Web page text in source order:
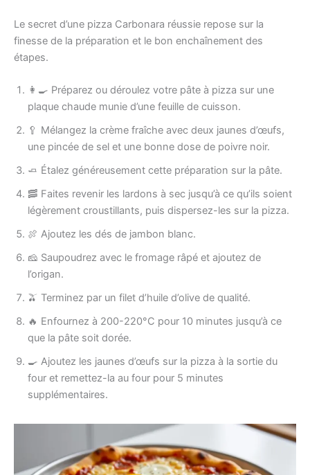
Le secret d’une pizza Carbonara réussie repose sur la
finesse de la préparation et le bon enchaînement des
étapes.
👩‍🍳 Préparez ou déroulez votre pâte à pizza sur une
plaque chaude munie d’une feuille de cuisson.
🥄 Mélangez la crème fraîche avec deux jaunes d’œufs,
une pincée de sel et une bonne dose de poivre noir.
🧈 Étalez généreusement cette préparation sur la pâte.
🥓 Faites revenir les lardons à sec jusqu’à ce qu’ils soient
légèrement croustillants, puis dispersez-les sur la pizza.
🍖 Ajoutez les dés de jambon blanc.
🧀 Saupoudrez avec le fromage râpé et ajoutez de
l’origan.
🫒 Terminez par un filet d’huile d’olive de qualité.
🔥 Enfournez à 200-220°C pour 10 minutes jusqu’à ce
que la pâte soit dorée.
🍳 Ajoutez les jaunes d’œufs sur la pizza à la sortie du
four et remettez-la au four pour 5 minutes
supplémentaires.